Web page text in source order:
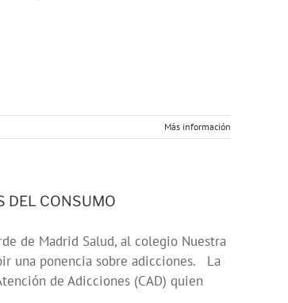
Más información
DEL CONSUMO
de Madrid Salud, al colegio Nuestra
una ponencia sobre adicciones. La
de Adicciones (CAD) quien